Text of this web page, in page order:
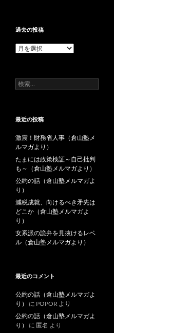
過去の投稿
過
稿
検
索:
最近の投稿
激震！財務省人事（倉山塾メ
ルマガより）
たまには政策検証～自己批判
も～（倉山塾メルマガより）
公約の話（倉山塾メルマガよ
り）
減税成就、向けるべき矛先は
どこか（倉山塾メルマガよ
り）
女系派の詭弁を見抜けるレベ
ル（倉山塾メルマガより）
最近のコメント
公約の話（倉山塾メルマガよ
り）
に POPOR より
公約の話（倉山塾メルマガよ
り）
に 匿名 より